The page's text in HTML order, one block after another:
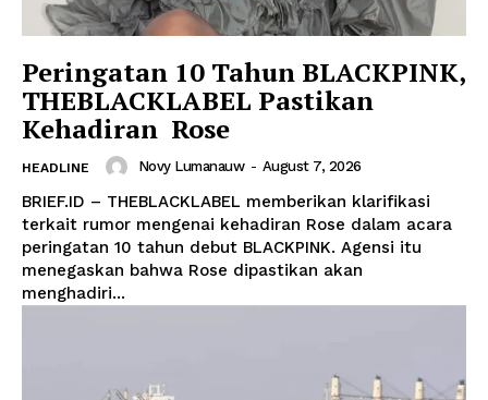
Peringatan 10 Tahun BLACKPINK,
THEBLACKLABEL Pastikan
Kehadiran Rose
HEADLINE Novy Lumanauw - August 7, 2026
BRIEF.ID – THEBLACKLABEL memberikan klarifikasi
terkait rumor mengenai kehadiran Rose dalam acara
peringatan 10 tahun debut BLACKPINK. Agensi itu
menegaskan bahwa Rose dipastikan akan
menghadiri...